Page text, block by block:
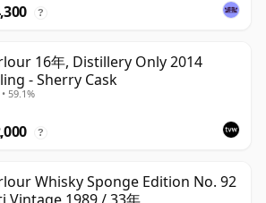
?
16年, Distillery Only 2014
- Sherry Cask
59.1%
?
Whisky Sponge Edition No. 92